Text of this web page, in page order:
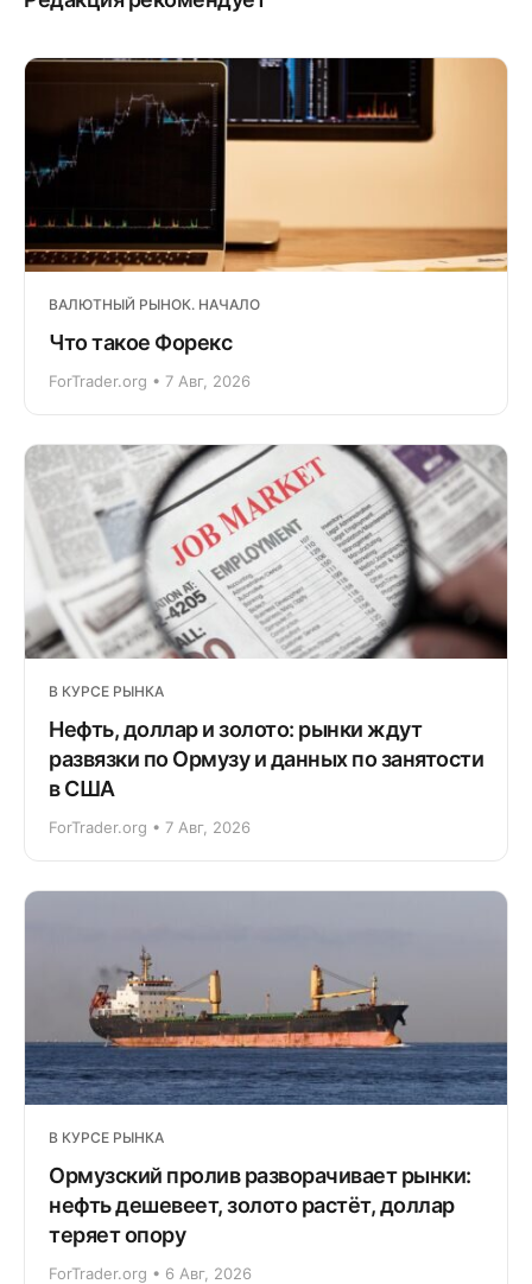
ВАЛЮТНЫЙ РЫНОК. НАЧАЛО
Что такое Форекс
ForTrader.org • 7 Авг, 2026
В КУРСЕ РЫНКА
Нефть, доллар и золото: рынки ждут
развязки по Ормузу и данных по занятости
в США
ForTrader.org • 7 Авг, 2026
В КУРСЕ РЫНКА
Ормузский пролив разворачивает рынки:
нефть дешевеет, золото растёт, доллар
теряет опору
ForTrader.org • 6 Авг, 2026